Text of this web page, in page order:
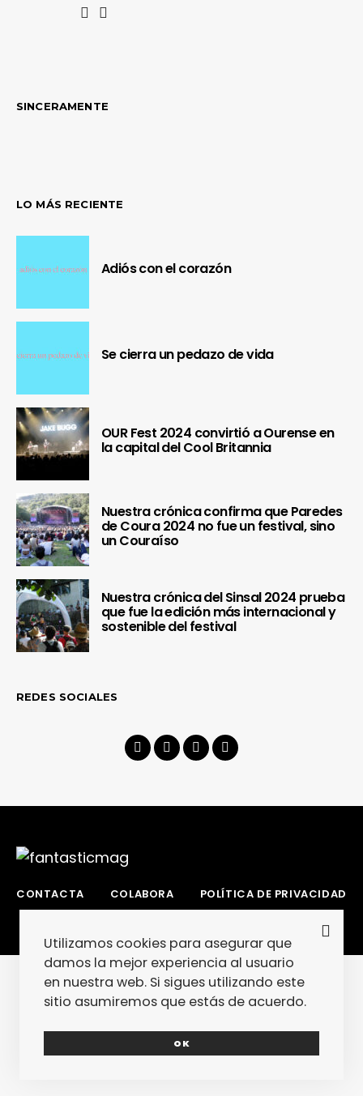
SINCERAMENTE
LO MÁS RECIENTE
Adiós con el corazón
Se cierra un pedazo de vida
OUR Fest 2024 convirtió a Ourense en
la capital del Cool Britannia
Nuestra crónica confirma que Paredes
de Coura 2024 no fue un festival, sino
un Couraíso
Nuestra crónica del Sinsal 2024 prueba
que fue la edición más internacional y
sostenible del festival
REDES SOCIALES
CONTACTA COLABORA POLÍTICA DE PRIVACIDAD
Utilizamos cookies para asegurar que
damos la mejor experiencia al usuario
en nuestra web. Si sigues utilizando este
sitio asumiremos que estás de acuerdo.
OK